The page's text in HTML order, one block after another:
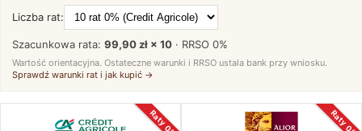
Liczba rat:
Szacunkowa rata: 99,90 zł × 10 · RRSO 0%
Wartość orientacyjna. Ostateczne warunki i RRSO ustala bank przy wniosku.
Sprawdź warunki rat i jak kupić →
Raty 0%
Raty 0%